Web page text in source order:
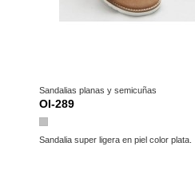
Sandalias planas y semicuñas
OI-289
Plata
Sandalia super ligera en piel color plata.